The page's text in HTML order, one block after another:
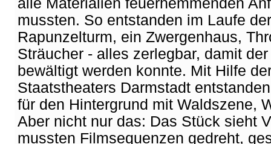
alle Materialien feuerhemmenden
mussten. So entstanden im Laufe
Rapunzelturm, ein Zwergenhaus,
Sträucher - alles zerlegbar, damit
bewältigt werden konnte. Mit Hilfe
Staatstheaters Darmstadt
für den Hintergrund mit Waldszene,
Aber nicht nur das: Das Stück sieht
mussten Filmsequenzen gedreht,